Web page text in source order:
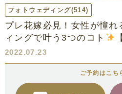
フォトウェディング(514)
プレ花嫁必見！女性が憧
ィングで叶う3つのコト
2022.07.23
ご予約はこち